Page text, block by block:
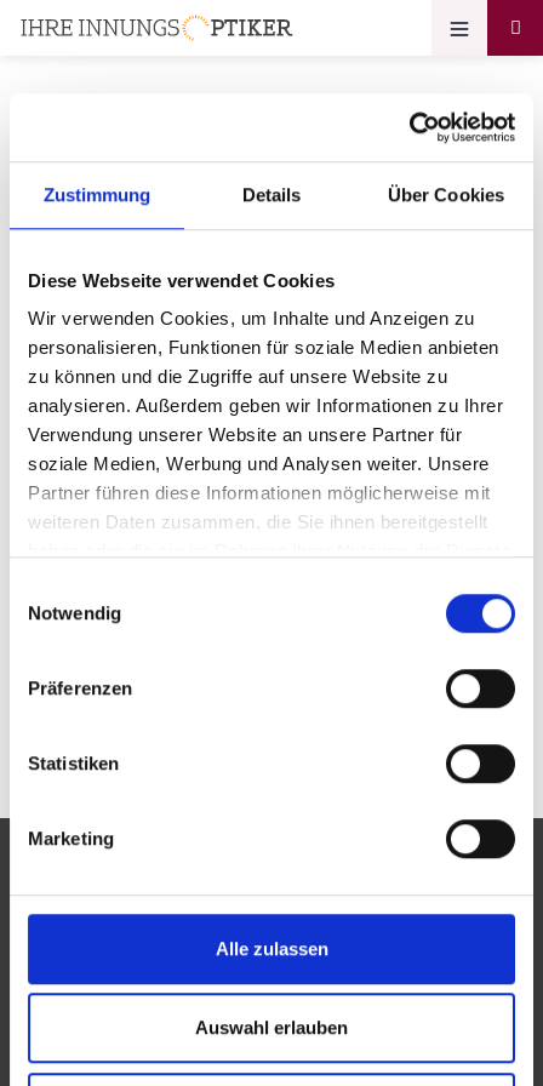
Zustimmung Details Über Cookies
Diese Webseite verwendet Cookies
Wir verwenden Cookies, um Inhalte und Anzeigen zu
personalisieren, Funktionen für soziale Medien anbieten
zu können und die Zugriffe auf unsere Website zu
analysieren. Außerdem geben wir Informationen zu Ihrer
Verwendung unserer Website an unsere Partner für
soziale Medien, Werbung und Analysen weiter. Unsere
Partner führen diese Informationen möglicherweise mit
weiteren Daten zusammen, die Sie ihnen bereitgestellt
Notwendig
Präferenzen
Statistiken
Marketing
Alle zulassen
Auswahl erlauben
Ihr Zugang zum
Optikerprofil
Optik Zietlow GmbH Inh. Karsten
Pfeiffer
Bitte geben Sie Ihr Passwort ein:
Sie sind nicht Optik Zietlow GmbH Inh. Karsten
Pfeiffer? Zur allgemeinen Suche.
Eine Aktion des Zentralverbandes der Augenoptiker und
Optometristen (ZVA)
Der ZVA ist ein Bundesinnungsverband, seine Mitglieder
sind die Landesinnungsverbände und Landesinnungen